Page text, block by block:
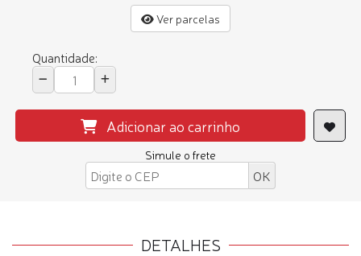
Ver parcelas
Quantidade:
Adicionar ao carrinho
Simule o frete
DETALHES